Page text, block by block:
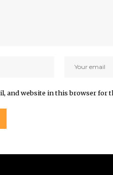
and website in this browser for